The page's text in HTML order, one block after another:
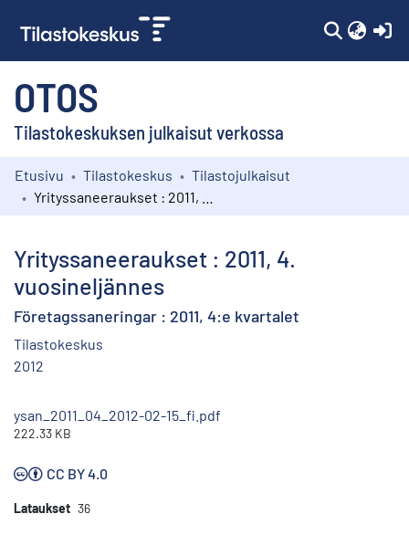
OTOS
Tilastokeskuksen julkaisut verkossa
Kokoelmat
Etusivu Tilastokeskus
Tilastojulkaisut
Yrityssaneeraukset : 2011, 4.
vuosineljännes
Företagssaneringar : 2011, 4:e kvartalet
Tilastokeskus
2012
ysan_2011_04_2012-02-15_fi.pdf
222.33 KB
CC BY 4.0
Lataukset 36